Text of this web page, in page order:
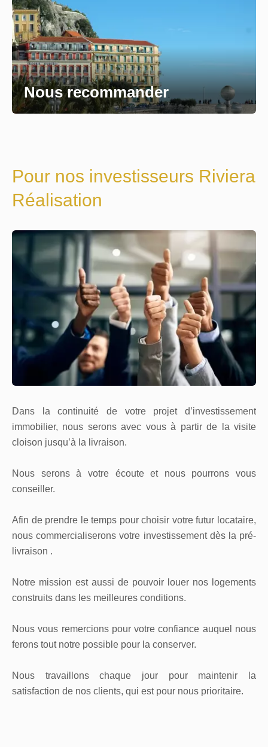
Nous recommander
Pour nos investisseurs Riviera
Réalisation
Dans la continuité de votre projet d’investissement
immobilier, nous serons avec vous à partir de la visite
cloison jusqu’à la livraison.
Nous serons à votre écoute et nous pourrons vous
conseiller.
Afin de prendre le temps pour choisir votre futur locataire,
nous commercialiserons votre investissement dès la pré-
livraison .
Notre mission est aussi de pouvoir louer nos logements
construits dans les meilleures conditions.
Nous vous remercions pour votre confiance auquel nous
ferons tout notre possible pour la conserver.
Nous travaillons chaque jour pour maintenir la
satisfaction de nos clients, qui est pour nous prioritaire.